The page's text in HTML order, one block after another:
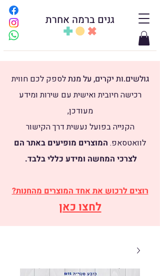
גנים ברמה אחרת
גולשים.ות יקרים, על מנתלספק לכם חווית
רכישה חיובית ואישית עם שירות ומידע
מעודכן,
הקנייה בפועל נעשית דרך הקישור
לוואטסאפ. המוצרים מופיעים באתר הם
לצרכי המחשה ומידע כללי בלבד.
רוצים לרכוש את אחד המוצרים מהחנות?
לחצו כאן